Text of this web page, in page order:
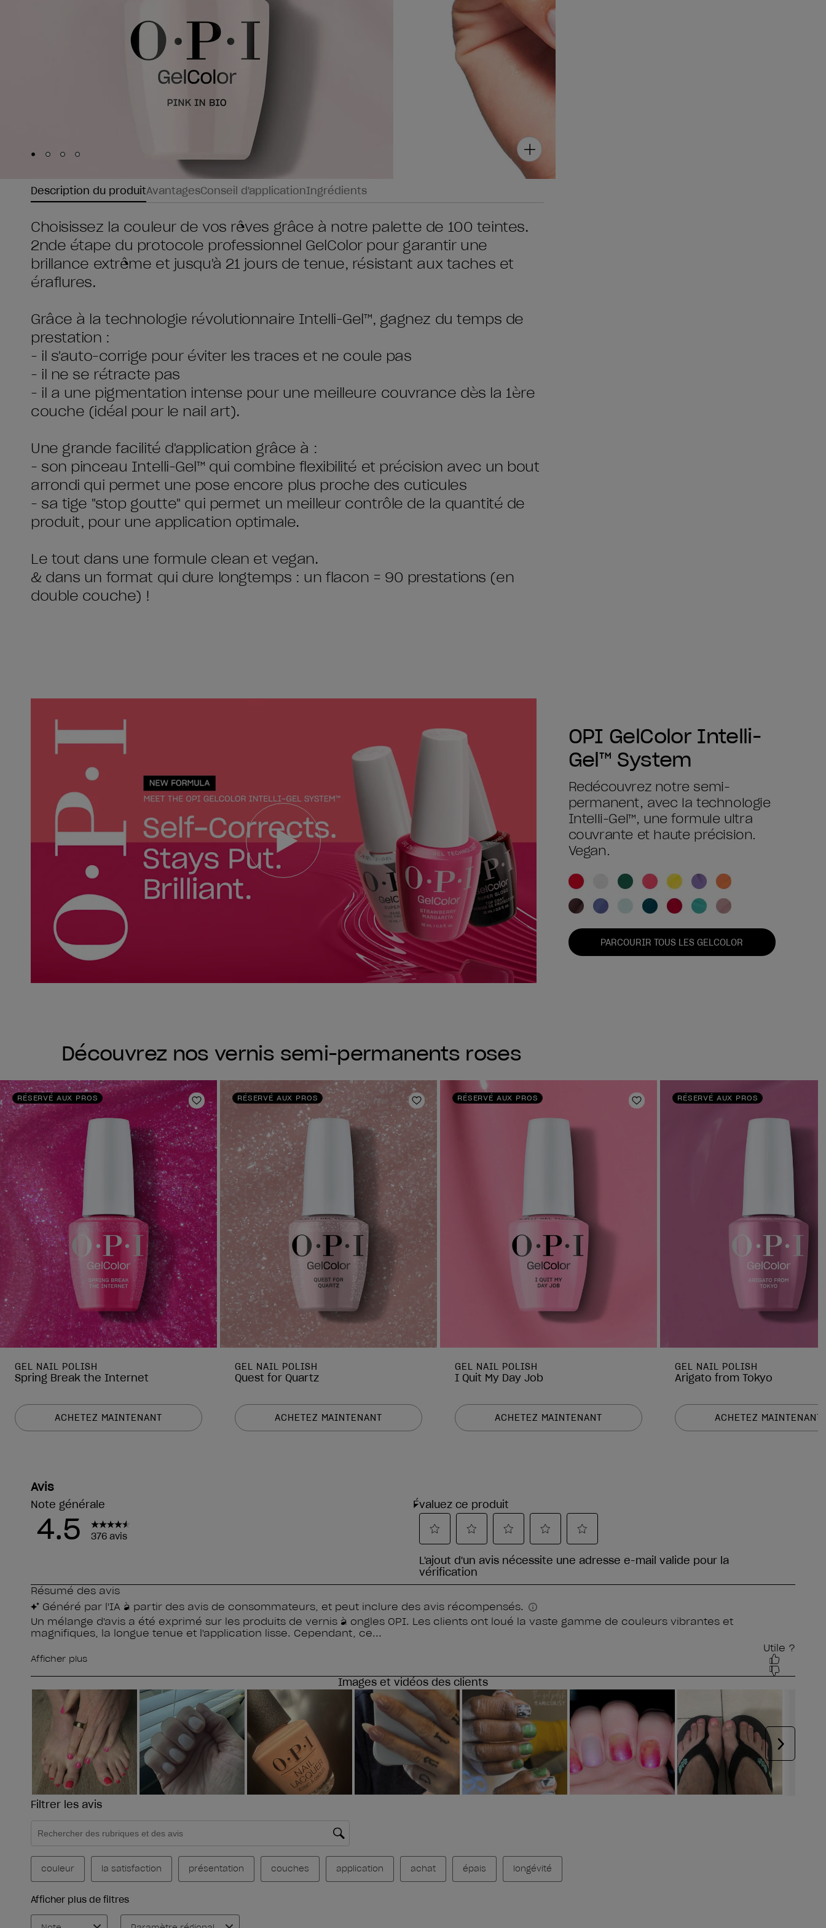
Skip to slide
Skip to slide
Skip to slide
Skip to slide
Description du produitAvantagesConseil d'applicationIngrédients
Choisissez la couleur de vos rêves grâce à notre palette de 100 teintes.
2nde étape du protocole professionnel GelColor pour garantir une
brillance extrême et jusqu'à 21 jours de tenue, résistant aux taches et
éraflures.
Grâce à la technologie révolutionnaire Intelli-Gel™, gagnez du temps de
prestation :
- il s'auto-corrige pour éviter les traces et ne coule pas
- il ne se rétracte pas
- il a une pigmentation intense pour une meilleure couvrance dès la 1ère
couche (idéal pour le nail art).
Une grande facilité d'application grâce à :
- son pinceau Intelli-Gel™ qui combine flexibilité et précision avec un bout
arrondi qui permet une pose encore plus proche des cuticules
- sa tige "stop goutte" qui permet un meilleur contrôle de la quantité de
produit, pour une application optimale.
Le tout dans une formule clean et vegan.
& dans un format qui dure longtemps : un flacon = 90 prestations (en
double couche) !
OPI GelColor Intelli-
Gel™ System
Redécouvrez notre semi-
permanent, avec la technologie
Intelli-Gel™, une formule ultra
couvrante et haute précision.
Vegan.
PARCOURIR TOUS LES GELCOLOR
Découvrez nos vernis semi-permanents roses
RÉSERVÉ AUX PROS
Ajouter aux favoris
GEL NAIL POLISH
Spring Break the Internet
ACHETEZ MAINTENANT
RÉSERVÉ AUX PROS
Ajouter aux favoris
GEL NAIL POLISH
Quest for Quartz
ACHETEZ MAINTENANT
RÉSERVÉ AUX PROS
Ajouter aux favoris
GEL NAIL POLISH
I Quit My Day Job
ACHETEZ MAINTENANT
RÉSERVÉ AUX PROS
GEL NAIL POLISH
Arigato from Tokyo
ACHETEZ MAINTENANT